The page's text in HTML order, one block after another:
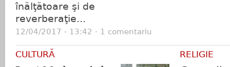
înălţătoare şi de
reverberaţie...
12/04/2017 - 13:42 · 1 comentariu
CULTURĂ RELIGIE